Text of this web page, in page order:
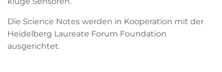
Die Science Notes werden in Kooperation mit der
Heidelberg Laureate Forum Foundation
ausgerichtet.